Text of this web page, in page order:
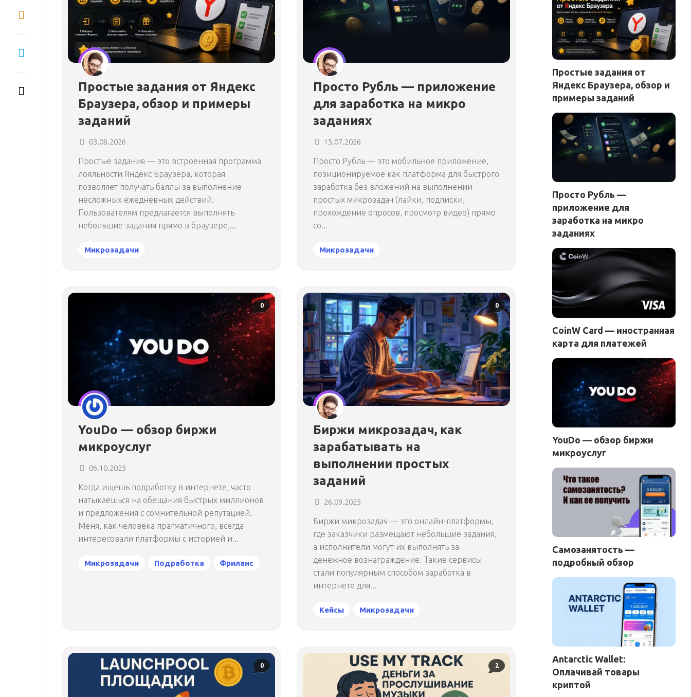
Простые задания от Яндекс
Браузера, обзор и примеры
заданий
03.08.2026
Простые задания — это встроенная программа
лояльности Яндекс Браузера, которая
позволяет получать баллы за выполнение
несложных ежедневных действий.
Пользователям предлагается выполнять
небольшие задания прямо в браузере,...
Микрозадачи
Просто Рубль — приложение
для заработка на микро
заданиях
15.07.2026
Просто Рубль — это мобильное приложение,
позиционируемое как платформа для быстрого
заработка без вложений на выполнении
простых микрозадач (лайки, подписки,
прохождение опросов, просмотр видео) прямо
со...
Микрозадачи
0
YouDo — обзор биржи
микроуслуг
06.10.2025
Когда ищешь подработку в интернете, часто
натыкаешься на обещания быстрых миллионов
и предложения с сомнительной репутацией.
Меня, как человека прагматичного, всегда
интересовали платформы с историей и...
Микрозадачи Подработка Фриланс
0
Биржи микрозадач, как
зарабатывать на
выполнении простых
заданий
26.09.2025
Биржи микрозадач — это онлайн-платформы,
где заказчики размещают небольшие задания,
а исполнители могут их выполнять за
денежное вознаграждение. Такие сервисы
стали популярным способом заработка в
интернете для...
Кейсы Микрозадачи
0 2
Простые задания от
Яндекс Браузера, обзор и
примеры заданий
Просто Рубль —
приложение для
заработка на микро
заданиях
CoinW Card — иностранная
карта для платежей
YouDo — обзор биржи
микроуслуг
Самозанятость —
подробный обзор
Antarctic Wallet:
Оплачивай товары
криптой